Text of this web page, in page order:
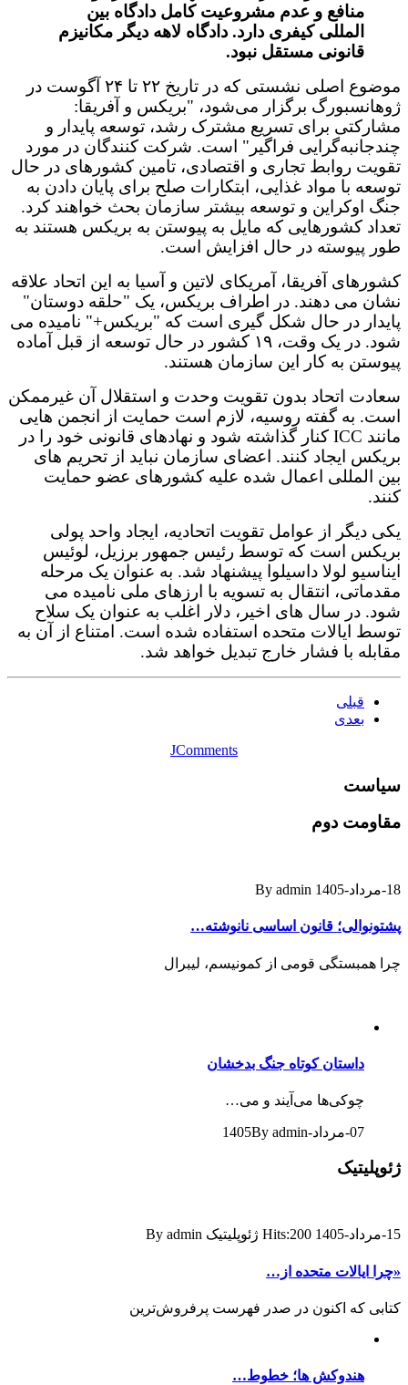
منافع و عدم مشروعیت کامل دادگاه بین
المللی کیفری دارد. دادگاه لاهه دیگر مکانیزم
قانونی مستقل نبود.
موضوع اصلی نشستی که در تاریخ ۲۲ تا ۲۴ آگوست در
ژوهانسبورگ برگزار می‌شود، "بریکس و آفریقا:
مشارکتی برای تسریع مشترک رشد، توسعه پایدار و
چندجانبه‌گرایی فراگیر" است. شرکت کنندگان در مورد
تقویت روابط تجاری و اقتصادی، تامین کشورهای در حال
توسعه با مواد غذایی، ابتکارات صلح برای پایان دادن به
جنگ اوکراین و توسعه بیشتر سازمان بحث خواهند کرد.
تعداد کشورهایی که مایل به پیوستن به بریکس هستند به
طور پیوسته در حال افزایش است.
کشورهای آفریقا، آمریکای لاتین و آسیا به این اتحاد علاقه
نشان می دهند. در اطراف بریکس، یک "حلقه دوستان"
پایدار در حال شکل گیری است که "بریکس+" نامیده می
شود. در یک وقت، ۱۹ کشور در حال توسعه از قبل آماده
پیوستن به کار این سازمان هستند.
سعادت اتحاد بدون تقویت وحدت و استقلال آن غیرممکن
است. به گفته روسیه، لازم است حمایت از انجمن هایی
مانند ICC کنار گذاشته شود و نهادهای قانونی خود را در
بریکس ایجاد کنند. اعضای سازمان نباید از تحریم های
بین المللی اعمال شده علیه کشورهای عضو حمایت
کنند.
یکی دیگر از عوامل تقویت اتحادیه، ایجاد واحد پولی
بریکس است که توسط رئیس جمهور برزیل، لوئیس
ایناسیو لولا داسیلوا پیشنهاد شد. به عنوان یک مرحله
مقدماتی، انتقال به تسویه با ارزهای ملی نامیده می
شود. در سال های اخیر، دلار اغلب به عنوان یک سلاح
توسط ایالات متحده استفاده شده است. امتناع از آن به
مقابله با فشار خارج تبدیل خواهد شد.
قبلی
بعدی
JComments
سیاست
مقاومت دوم
18-مرداد-1405 By admin
پشتونوالی؛ قانون اساسی نانوشته…
چرا همبستگی قومی از کمونیسم، لیبرال
داستان کوتاه جنگ بدخشان
چوکی‌ها می‌آیند و می…
07-مرداد-1405 By admin
ژئوپلیتیک
15-مرداد-1405 Hits:200 ژئوپلیتیک By admin
«چرا ایالات متحده از…
کتابی که اکنون در صدر فهرست پرفروش‌ترین
هندوکش ها؛ خطوط…